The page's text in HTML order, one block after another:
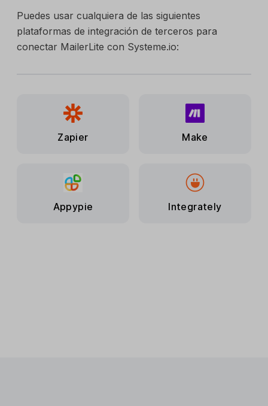
Puedes usar cualquiera de las siguientes
plataformas de integración de terceros para
conectar MailerLite con Systeme.io:
Zapier Make
Appypie Integrately